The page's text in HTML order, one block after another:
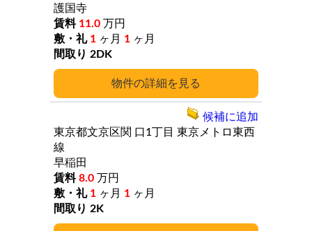
詳細
護国寺
11.0 万円
1 ヶ月 1 ヶ月
2DK
東京都文京区関 口1丁目 東京メトロ東西
線
早稲田
8.0 万円
1 ヶ月 1 ヶ月
2K
候補に追加